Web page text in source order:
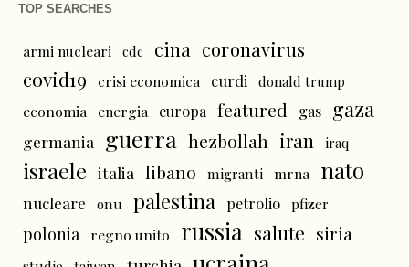
TOP SEARCHES
armi nucleari cdc cina coronavirus
covid19 crisi economica curdi donald trump
economia energia europa featured gas gaza
germania guerra hezbollah iran iraq
israele italia libano migranti mrna nato
nucleare onu palestina petrolio pfizer
polonia regno unito russia salute siria